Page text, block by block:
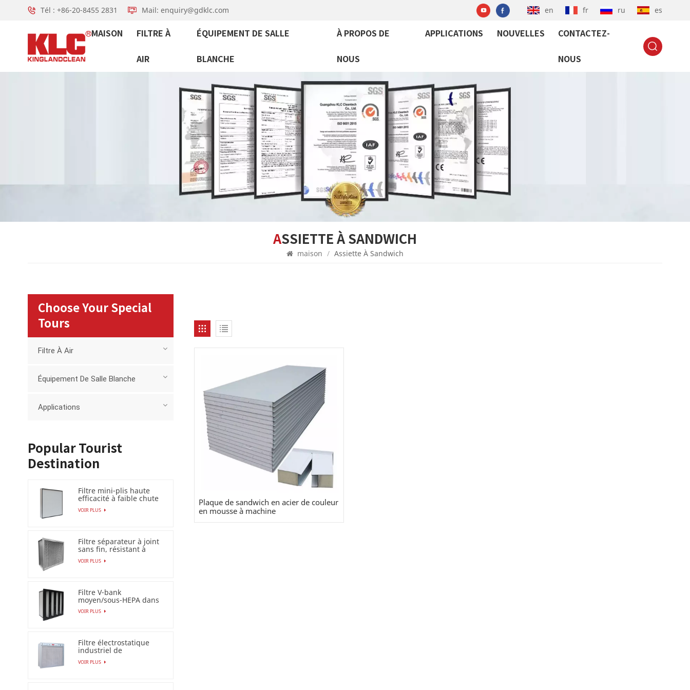
Tél : +86-20-8455 2831 Mail: enquiry@gdklc.com en fr ru es
MAISON FILTRE À
AIR
ÉQUIPEMENT DE SALLE
BLANCHE
À PROPOS DE
NOUS
APPLICATIONS NOUVELLES CONTACTEZ-
NOUS
ASSIETTE À SANDWICH
maison / Assiette À Sandwich
Plaque de sandwich en acier de couleur
en mousse à machine
Choose Your Special
Tours
Filtre À Air
Équipement De Salle Blanche
Applications
Popular Tourist
Destination
Filtre mini-plis haute
efficacité à faible chute
de pression (HEPA
/ULPA)
VOIR PLUS
Filtre séparateur à joint
sans fin, résistant à
l'humidité à 100 %
VOIR PLUS
Filtre V-bank
moyen/sous-HEPA dans
un cadre en plastique
VOIR PLUS
Filtre électrostatique
industriel de
précipitateur pour le
filtre à air Esp
VOIR PLUS